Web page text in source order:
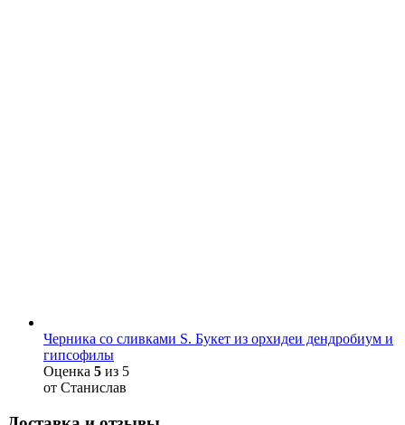
Черника со сливками S. Букет из орхидеи дендробиум и
гипсофилы
Оценка 5 из 5
от Станислав